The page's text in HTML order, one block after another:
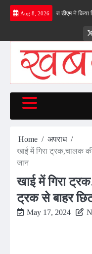
Skip
Aug 8, 2026
बाईपास का डीएम ने किया
Home
अपराध
खाई में गिरा ट्रक,चालक
जान
खाई में गिरा
ट्रक से बाहर
May 17, 2024